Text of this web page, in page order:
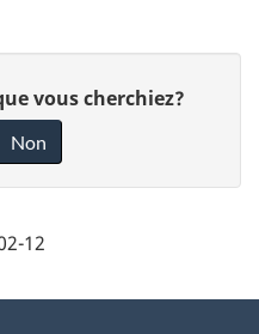
vous cherchiez?
Non
12